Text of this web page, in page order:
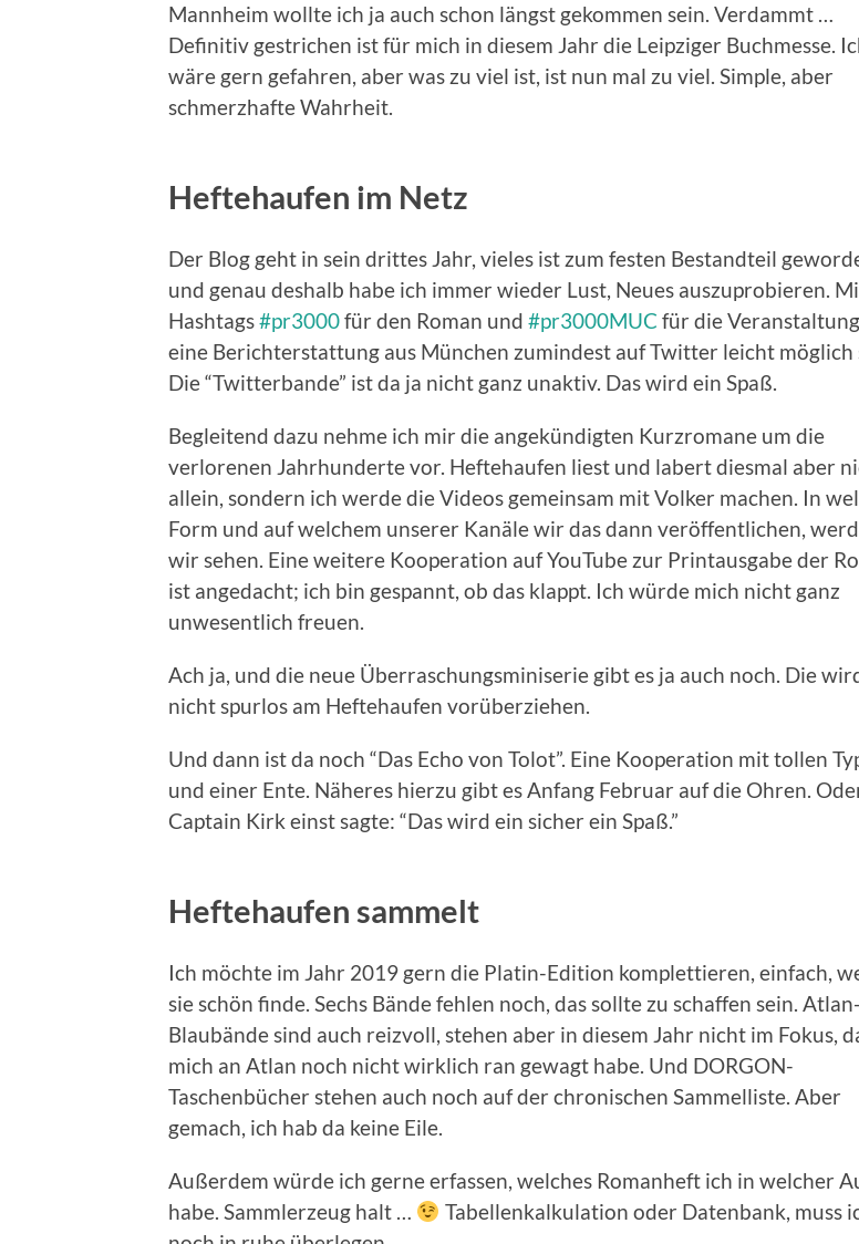
Mannheim wollte ich ja auch schon längst gekommen sein. Verdammt …
Definitiv gestrichen ist für mich in diesem Jahr die Leipziger Buchmesse.
wäre gern gefahren, aber was zu viel ist, ist nun mal zu viel. Simple, aber
schmerzhafte Wahrheit.
Heftehaufen im Netz
Der Blog geht in sein drittes Jahr, vieles ist zum festen Bestandteil
und genau deshalb habe ich immer wieder Lust, Neues auszuprobieren.
Hashtags#pr3000für den Roman und #pr3000MUC für die
eine Berichterstattung aus München zumindest auf Twitter leicht möglich
Die “Twitterbande” ist da ja nicht ganz unaktiv. Das wird ein Spaß.
Begleitend dazu nehme ich mir die angekündigten Kurzromane um die
verlorenen Jahrhunderte vor. Heftehaufen liest und labert diesmal aber
allein, sondern ich werde die Videos gemeinsam mit Volker machen. In
Form und auf welchem unserer Kanäle wir das dann veröffentlichen,
wir sehen. Eine weitere Kooperation auf YouTube zur Printausgabe der
ist angedacht; ich bin gespannt, ob das klappt. Ich würde mich nicht ganz
unwesentlich freuen.
Ach ja, und die neue Überraschungsminiserie gibt es ja auch noch. Die
nicht spurlos am Heftehaufen vorüberziehen.
Und dann ist da noch “Das Echo von Tolot”. Eine Kooperation mit tollen
und einer Ente. Näheres hierzu gibt es Anfang Februar auf die Ohren.
Captain Kirk einst sagte: “Das wird ein sicher ein Spaß.”
Heftehaufen sammelt
Ich möchte im Jahr 2019 gern die Platin-Edition komplettieren, einfach,
sie schön finde. Sechs Bände fehlen noch, das sollte zu schaffen sein. Atlan-
Blaubände sind auch reizvoll, stehen aber in diesem Jahr nicht im Fokus,
mich an Atlan noch nicht wirklich ran gewagt habe. Und DORGON-
Taschenbücher stehen auch noch auf der chronischen Sammelliste. Aber
gemach, ich hab da keine Eile.
Außerdem würde ich gerne erfassen, welches Romanheft ich in welcher
habe. Sammlerzeug halt …
Tabellenkalkulation oder Datenbank, muss